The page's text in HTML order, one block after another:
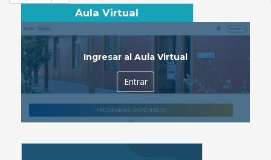
Aula Virtual
Ingresar al Aula Virtual
Entrar